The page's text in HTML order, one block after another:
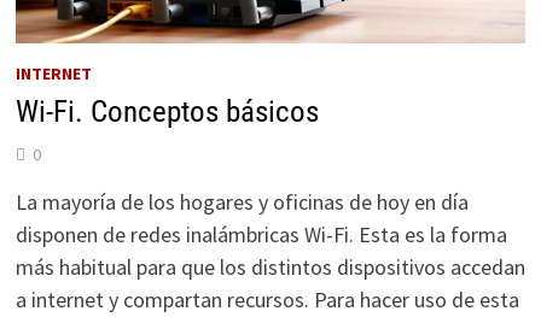
INTERNET
Wi-Fi. Conceptos básicos
0
La mayoría de los hogares y oficinas de hoy en día
disponen de redes inalámbricas Wi-Fi. Esta es la forma
más habitual para que los distintos dispositivos accedan
a internet y compartan recursos. Para hacer uso de esta